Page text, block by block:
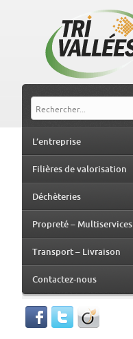
L’entreprise
Filières de valorisation
Déchèteries
Propreté – Multiservices
Transport – Livraison
Contactez-nous